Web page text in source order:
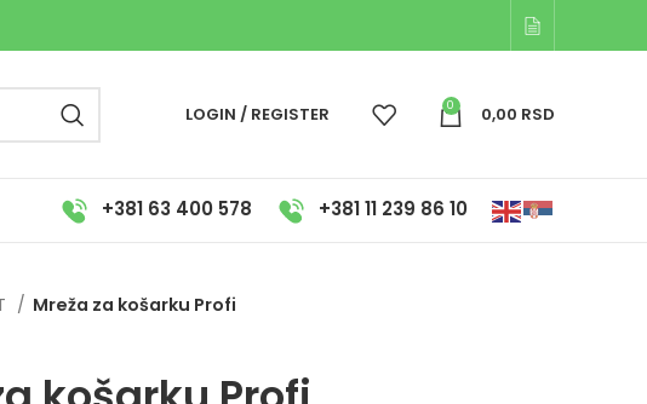
LOGIN / REGISTER 0 0,00 RSD
+381 63 400 578 +381 11 239 86 10
Mreža za košarku Profi